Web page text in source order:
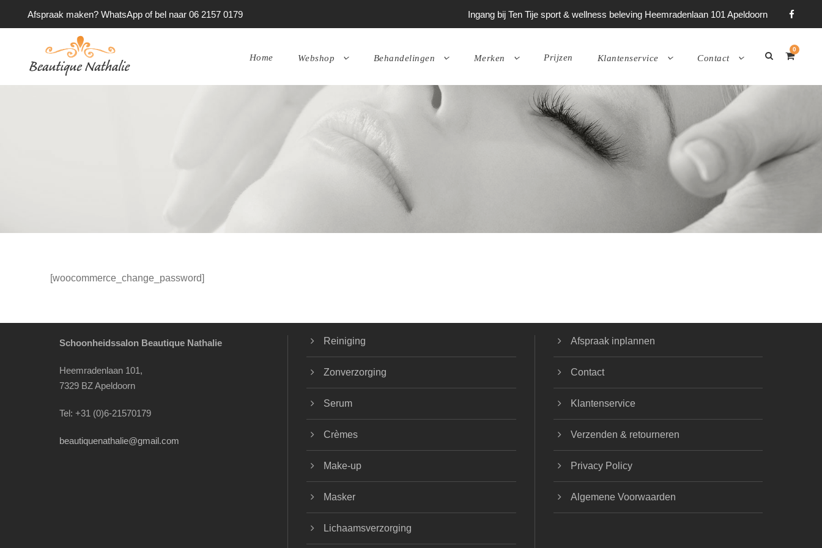
Afspraak maken? WhatsApp of bel naar 06 2157 0179 Ingang bij Ten Tije sport & wellness beleving Heemradenlaan 101 Apeldoorn
Home Webshop Behandelingen Merken Prijzen Klantenservice Contact
0
[woocommerce_change_password]
Schoonheidssalon Beautique Nathalie
Heemradenlaan 101,
7329 BZ Apeldoorn
Tel: +31 (0)6-21570179
beautiquenathalie@gmail.com
Reiniging
Zonverzorging
Serum
Crèmes
Make-up
Masker
Lichaamsverzorging
Afspraak inplannen
Contact
Klantenservice
Verzenden & retourneren
Privacy Policy
Algemene Voorwaarden